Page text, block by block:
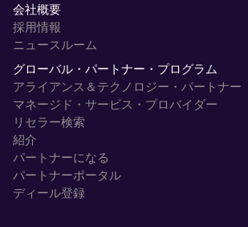
会社概要
採用情報
ニュースルーム
グローバル・パートナー・プログラム
アライアンス＆テクノロジー・パートナー
マネージド・サービス・プロバイダー
リセラー検索
紹介
パートナーになる
パートナーポータル
ディール登録